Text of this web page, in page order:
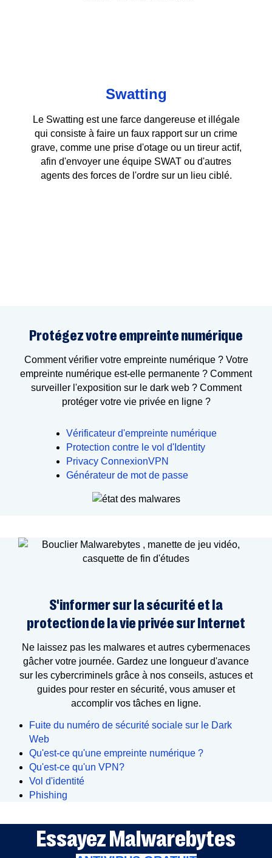
Swatting
Le Swatting est une farce dangereuse et illégale
qui consiste à faire un faux rapport sur un crime
grave, comme une prise d'otage ou un tireur actif,
afin d'envoyer une équipe SWAT ou d'autres
agents des forces de l'ordre sur un lieu ciblé.
Protégez votre empreinte numérique
Comment vérifier votre empreinte numérique ? Votre
empreinte numérique est-elle permanente ? Comment
surveiller l'exposition sur le dark web ? Comment
protéger votre vie privée en ligne ?
Vérificateur d'empreinte numérique
Protection contre le vol d'Identity
Privacy ConnexionVPN
Générateur de mot de passe
S'informer sur la sécurité et la
protection de la vie privée sur Internet
Ne laissez pas les malwares et autres cybermenaces
gâcher votre journée. Gardez une longueur d'avance
sur les cybercriminels grâce à nos conseils, astuces et
guides pour rester en sécurité, vous amuser et
accomplir vos tâches en ligne.
Fuite du numéro de sécurité sociale sur le Dark
Web
Qu'est-ce qu'une empreinte numérique ?
Qu'est-ce qu'un VPN?
Vol d'identité
Phishing
Essayez Malwarebytes